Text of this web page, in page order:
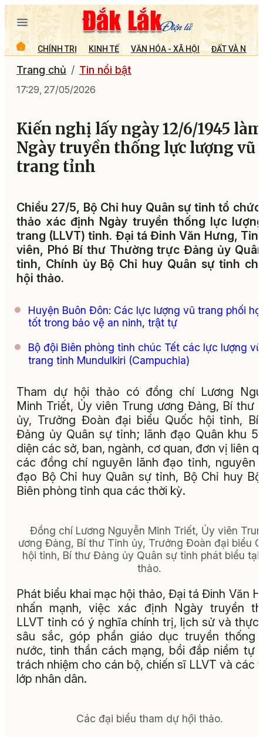
CHÍNH TRỊ KINH TẾ VĂN HÓA - XÃ HỘI ĐẤT VÀ
Trang chủ Tin nổi bật
17:29, 27/05/2026
Kiến nghị lấy ngày 12/6/1945 làm
Ngày truyền thống lực lượng vũ
trang tỉnh
Chiều 27/5, Bộ Chỉ huy Quân sự tỉnh tổ chức
thảo xác định Ngày truyền thống lực
trang (LLVT) tỉnh. Đại tá Đinh Văn Hưng,
viên, Phó Bí thư Thường trực Đảng ủy
tỉnh, Chính ủy Bộ Chỉ huy Quân sự tỉnh
hội thảo.
Huyện Buôn Đôn: Các lực lượng vũ trang phối
tốt trong bảo vệ an ninh, trật tự
Bộ đội Biên phòng tỉnh chúc Tết các lực lượng vũ
trang tỉnh Mundulkiri (Campuchia)
Tham dự hội thảo có đồng chí Lương
Minh Triết, Ủy viên Trung ương Đảng, Bí thư
ủy, Trưởng Đoàn đại biểu Quốc hội tỉnh, Bí
Đảng ủy Quân sự tỉnh; lãnh đạo Quân khu
diện các sở, ban, ngành, cơ quan, đơn vị liên
các đồng chí nguyên lãnh đạo tỉnh, nguyên
đạo Bộ Chỉ huy Quân sự tỉnh, Bộ Chỉ huy
Biên phòng tỉnh qua các thời kỳ.
Đồng chí Lương Nguyễn Minh Triết, Ủy viên
ương Đảng, Bí thư Tỉnh ủy, Trưởng Đoàn đại biểu
hội tỉnh, Bí thư Đảng ủy Quân sự tỉnh phát biểu tại
thảo.
Phát biểu khai mạc hội thảo, Đại tá Đinh Văn
nhấn mạnh, việc xác định Ngày truyền
LLVT tỉnh có ý nghĩa chính trị, lịch sử và thực
sâu sắc, góp phần giáo dục truyền thống
nước, tinh thần cách mạng, bồi đắp niềm tự
trách nhiệm cho cán bộ, chiến sĩ LLVT và các
lớp nhân dân.
Các đại biểu tham dự hội thảo.